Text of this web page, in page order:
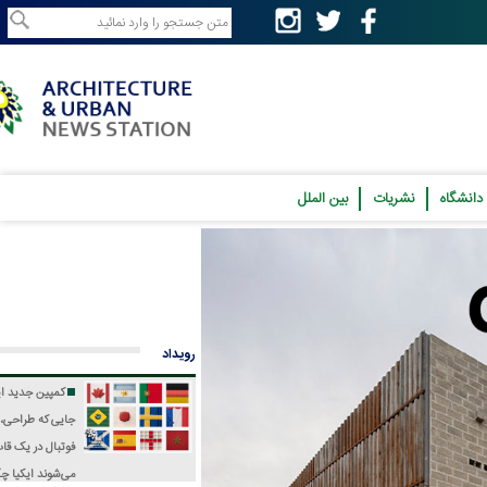
نشریات بین الملل
کمپین جدید ایکیا؛
جایی که طراحی، فرهنگ و
فوتبال در یک قاب جمع
ایکیا چگونه جام